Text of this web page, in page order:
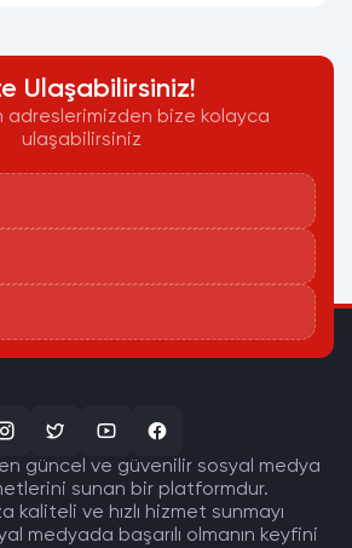
Ulaşabilirsiniz!
adreslerimizden bize kolayca
ulaşabilirsiniz
güncel ve güvenilir sosyal medya
sunan bir platformdur.
kaliteli ve hızlı hizmet sunmayı
medyada başarılı olmanın keyfini